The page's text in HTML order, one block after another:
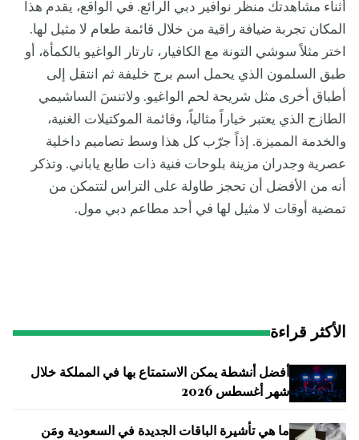
أثناء مشاهدتك منظر نوافير دبي الرائع. في الواقع، يقدم هذا
المكان تجربة ضيافة راقية من خلال قائمة طعام لا مثيل لها.
اختر مثلاً سوشي التونة مع الكافيار، تارتار الواغيو بالكمأة، أو
طبق السلمون الذي يحمل اسم برج خليفة ثم انتقل إلى
أطباق أخرى مثل شريحة لحم الواغيو. ولاتنسَ الساشيمي
الطازج الذي يعتبر خياراً مثالياً، وقائمة الموكتيلات الغنية،
والخدمة المميزة. إذاً جرّب كل هذا وسط تصاميم داخلية
عصرية وجدران مزينة بلوحات فنية ذات طابع ياباني. وتذكر
أنه من الأفضل أن تحجز طاولة على التراس لتتمكن من
تمضية أوقات لا مثيل لها في أحد مطاعم دبي مول.
الأكثر قراءة
أفضل أنشطة يمكن الاستمتاع بها في المملكة خلال
شهر أغسطس 2026
ما هي تأشيرة الباقات الجديدة في السعودية ومَن